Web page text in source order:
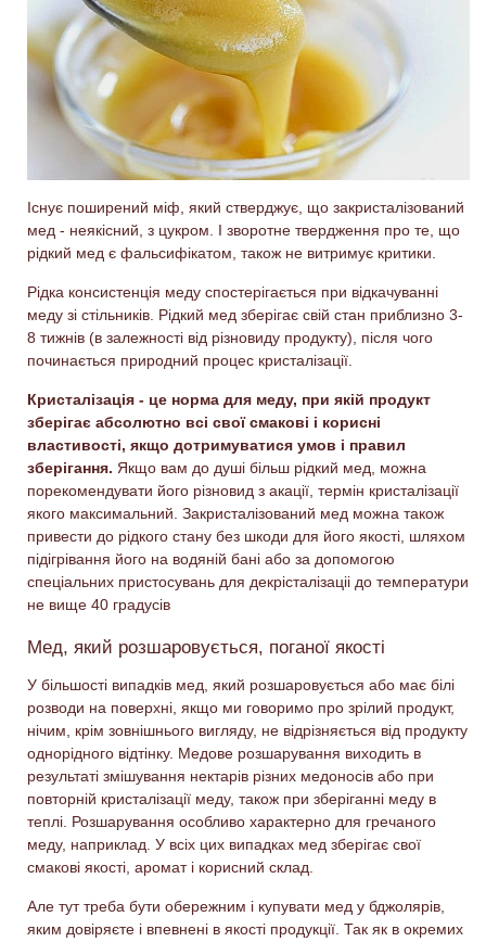
Існує поширений міф, який стверджує, що закристалізований
мед - неякісний, з цукром. І зворотне твердження про те, що
рідкий мед є фальсифікатом, також не витримує критики.
Рідка консистенція меду спостерігається при відкачуванні
меду зі стільників. Рідкий мед зберігає свій стан приблизно 3-
8 тижнів (в залежності від різновиду продукту), після чого
починається природний процес кристалізації.
Кристалізація - це норма для меду, при якій продукт
зберігає абсолютно всі свої смакові і корисні
властивості, якщо дотримуватися умов і правил
зберігання. Якщо вам до душі більш рідкий мед, можна
порекомендувати його різновид з акації, термін кристалізації
якого максимальний. Закристалізований мед можна також
привести до рідкого стану без шкоди для його якості, шляхом
підігрівання його на водяній бані або за допомогою
спеціальних пристосувань для декрісталізаціі до температури
не вище 40 градусів
Мед, який розшаровується, поганої якості
У більшості випадків мед, який розшаровується або має білі
розводи на поверхні, якщо ми говоримо про зрілий продукт,
нічим, крім зовнішнього вигляду, не відрізняється від продукту
однорідного відтінку. Медове розшарування виходить в
результаті змішування нектарів різних медоносів або при
повторній кристалізації меду, також при зберіганні меду в
теплі. Розшарування особливо характерно для гречаного
меду, наприклад. У всіх цих випадках мед зберігає свої
смакові якості, аромат і корисний склад.
Але тут треба бути обережним і купувати мед у бджолярів,
яким довіряєте і впевнені в якості продукції. Так як в окремих